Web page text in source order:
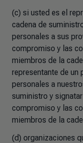
(c) si usted es el
cadena de
personales a sus
compromiso y las
miembros de la
representante de un
personales a
suministro y
compromiso y las
miembros de la
(d) organizaciones